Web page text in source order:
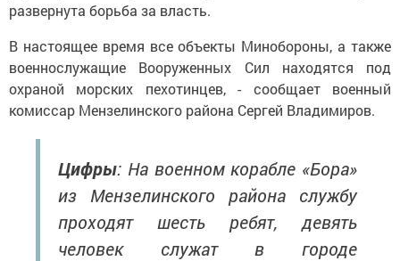
развернута борьба за власть.
В настоящее время все объекты Минобороны, а также
военнослужащие Вооруженных Сил находятся под
охраной морских пехотинцев, - сообщает военный
комиссар Мензелинского района Сергей Владимиров.
Цифры: На военном корабле «Бора»
из Мензелинского района службу
проходят шесть ребят, девять
человек служат в городе